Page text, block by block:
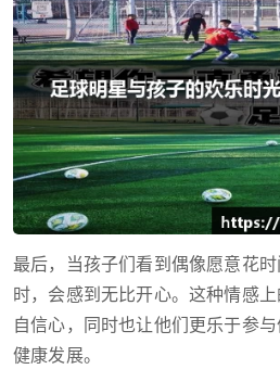
最后，当孩子们看到偶像愿意花
时，会感到无比开心。这种情感
自信心，同时也让他们更乐于参
健康发展。